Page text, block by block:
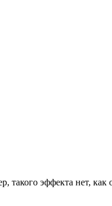
такого эф­фекта нет,